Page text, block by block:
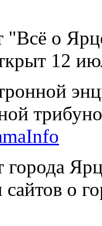
"Всё о
12
города
о